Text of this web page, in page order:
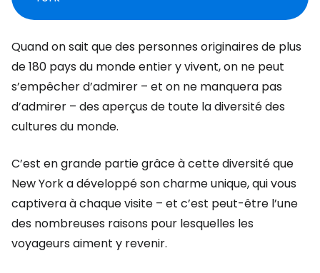
Quand on sait que des personnes originaires de plus
de 180 pays du monde entier y vivent, on ne peut
s’empêcher d’admirer – et on ne manquera pas
d’admirer – des aperçus de toute la diversité des
cultures du monde.
C’est en grande partie grâce à cette diversité que
New York a développé son charme unique, qui vous
captivera à chaque visite – et c’est peut-être l’une
des nombreuses raisons pour lesquelles les
voyageurs aiment y revenir.